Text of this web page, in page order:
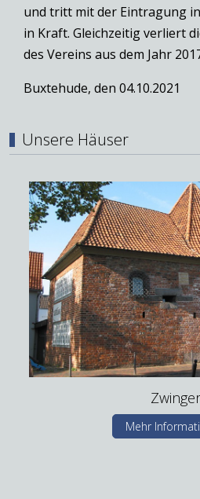
und tritt mit der Eintragung
in Kraft. Gleichzeitig verliert
des Vereins aus dem Jahr
Buxtehude, den 04.10.2021
Unsere Häuser
Zwinger
Mehr